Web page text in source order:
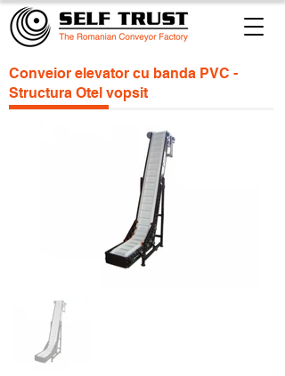
Conveior elevator cu banda PVC -
Structura Otel vopsit